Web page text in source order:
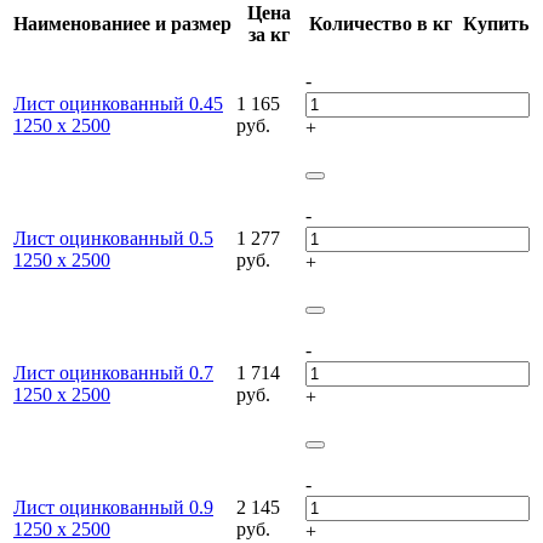
Наименованиеe и размер
Цена
за кг
Количество в кг Купить
Лист оцинкованный 0.45
1250 х 2500
1 165
руб.
-
+
Лист оцинкованный 0.5
1250 х 2500
1 277
руб.
-
+
Лист оцинкованный 0.7
1250 х 2500
1 714
руб.
-
+
Лист оцинкованный 0.9
1250 х 2500
2 145
руб.
-
+